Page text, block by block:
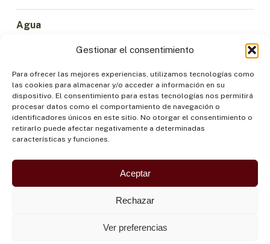
Gestionar el consentimiento
Para ofrecer las mejores experiencias, utilizamos tecnologías como
las cookies para almacenar y/o acceder a información en su
dispositivo. El consentimiento para estas tecnologías nos permitirá
procesar datos como el comportamiento de navegación o
identificadores únicos en este sitio. No otorgar el consentimiento o
retirarlo puede afectar negativamente a determinadas
características y funciones.
Aceptar
Rechazar
Ver preferencias
Agua
Economía Sostenible
Bosques y Biodiversidad
Institucionalidad
Participación
Pueblos Indígenas